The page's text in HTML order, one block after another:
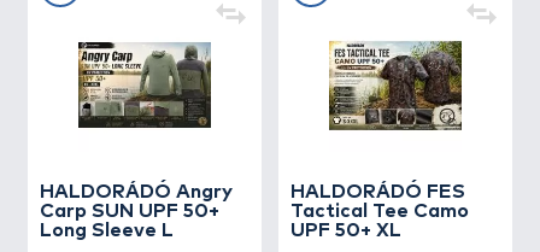
HALDORÁDÓ Angry
Carp SUN UPF 50+
Long Sleeve L
HALDORÁDÓ FES
Tactical Tee Camo
UPF 50+ XL